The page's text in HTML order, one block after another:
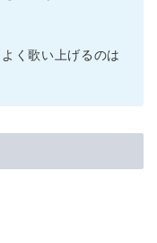
く歌い上げるのは